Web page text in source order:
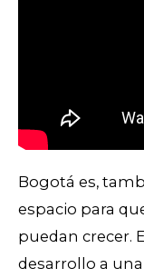
Bogotá es,
espacio para
puedan crecer.
desarrollo a